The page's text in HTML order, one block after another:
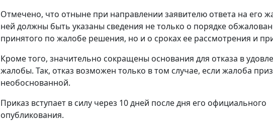
Отмечено, что отныне при направлении заявителю ответа на его
ней должны быть указаны сведения не только о порядке
принятого по жалобе решения, но и о сроках ее рассмотрения и
Кроме того, значительно сокращены основания для отказа в
жалобы. Так, отказ возможен только в том случае, если жалоба
необоснованной.
Приказ вступает в силу через 10 дней после дня его официального
опубликования.